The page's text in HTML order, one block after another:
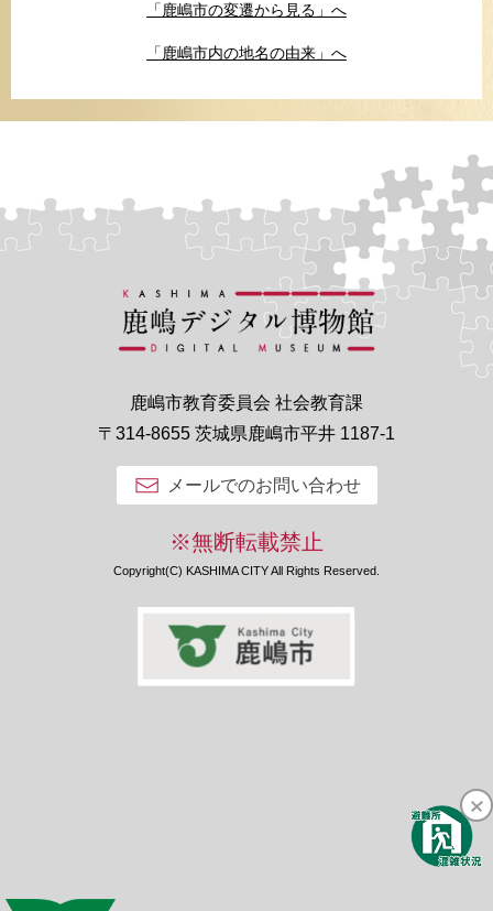
「鹿嶋市の変遷から見る」へ
「鹿嶋市内の地名の由来」へ
鹿嶋市教育委員会 社会教育課
〒314-8655 茨城県鹿嶋市平井 1187-1
メールでのお問い合わせ
※無断転載禁止
Copyright(C) KASHIMA CITY All Rights Reserved.